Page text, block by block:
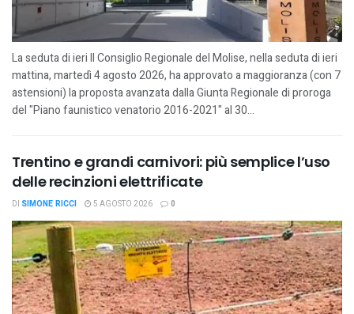
La seduta di ieri Il Consiglio Regionale del Molise, nella seduta di ieri
mattina, martedì 4 agosto 2026, ha approvato a maggioranza (con 7
astensioni) la proposta avanzata dalla Giunta Regionale di proroga
del "Piano faunistico venatorio 2016-2021" al 30...
Trentino e grandi carnivori: più semplice l’uso
delle recinzioni elettrificate
DI SIMONE RICCI 5 AGOSTO 2026 0